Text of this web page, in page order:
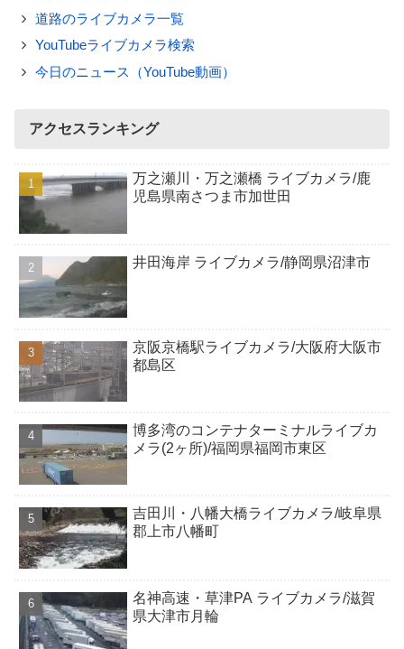
道路のライブカメラ一覧
YouTubeライブカメラ検索
今日のニュース（YouTube動画）
アクセスランキング
万之瀬川・万之瀬橋 ライブカメラ/鹿
児島県南さつま市加世田
井田海岸 ライブカメラ/静岡県沼津市
京阪京橋駅ライブカメラ/大阪府大阪市
都島区
博多湾のコンテナターミナルライブカ
メラ(2ヶ所)/福岡県福岡市東区
吉田川・八幡大橋ライブカメラ/岐阜県
郡上市八幡町
名神高速・草津PA ライブカメラ/滋賀
県大津市月輪